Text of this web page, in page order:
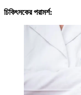
চিকিৎসকের পরামর্শ: